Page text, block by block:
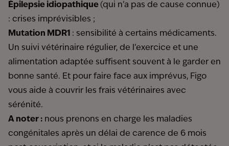
Épilepsie idiopathique(qui n’a pas de cause connue)
: crises imprévisibles ;
Mutation MDR1 : sensibilité à certains médicaments.
Un suivi vétérinaire régulier, de l’exercice et une
alimentation adaptée suffisent souvent à le garder en
bonne santé. Et pour faire face aux imprévus, Figo
vous aide à couvrir les frais vétérinaires avec
sérénité.
A noter : nous prenons en charge les maladies
congénitales après un délai de carence de 6 mois